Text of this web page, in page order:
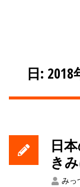
日: 2018
日
き
みっ